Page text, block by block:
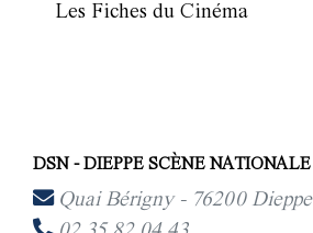
Les Fiches du Cinéma
DSN - DIEPPE SCÈNE NATIONALE
Quai Bérigny - 76200 Dieppe